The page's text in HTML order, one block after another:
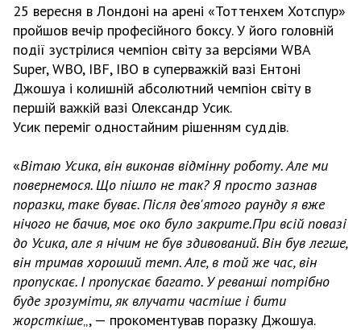
25 вересня в Лондоні на арені «Тоттенхем Хотспур»
пройшов вечір професійного боксу. У його головній
події зустрілися чемпіон світу за версіями WBA
Super, WBO, IBF, IBO в суперважкій вазі Ентоні
Джошуа і колишній абсолютний чемпіон світу в
першій важкій вазі Олександр Усик.
Усик переміг одностайним рішенням суддів.
«Вітаю Усика, він виконав відмінну роботу. Але ми
повернемося. Що пішло не так? Я просто зазнав
поразки, таке буває. Після дев'ятого раунду я вже
нічого не бачив, моє око було закрите.При всій повазі
до Усика, але я нічим не був здивований. Він був легше,
він тримав хороший темп. Але, в той же час, він
пропускає. І пропускає багато. У реванші потрібно
буде зрозуміти, як влучати частіше і бити
жорсткіше„, — прокоментував поразку Джошуа.